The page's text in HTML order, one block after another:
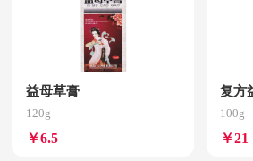
益母草膏
120g
￥6.5
复方
100g
￥21